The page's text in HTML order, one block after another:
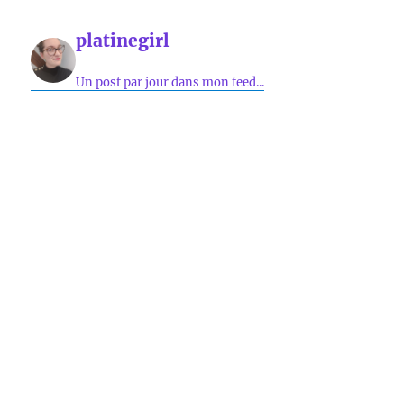
platinegirl
Un post par jour dans mon feed...